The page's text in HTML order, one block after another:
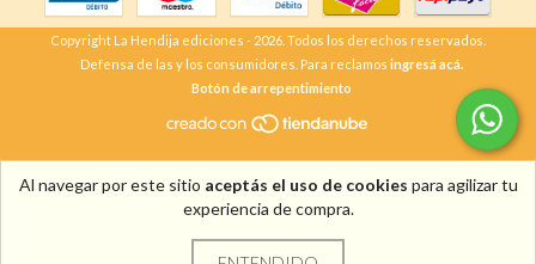
Al navegar por este sitio aceptás el uso de cookies para agilizar tu
experiencia de compra.
Copyright La Hendija ediciones - 2026. Todos los derechos reservados.
Defensa de las y los consumidores. Para reclamos ingresá acá.
Botón de arrepentimiento